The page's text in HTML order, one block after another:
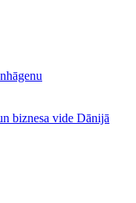
biznesa vide Dānijā